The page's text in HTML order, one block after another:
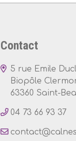
Contact
5 rue Emile
Biopôle
63360 Saint-
04 73 66 93 37